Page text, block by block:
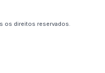
os direitos reservados.